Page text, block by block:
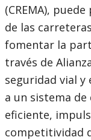
(CREMA),
de las
fomentar la
través de
seguridad vial
a un sistema
eficiente,
competitividad